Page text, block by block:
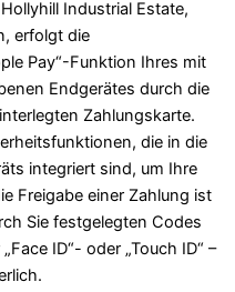
Industrial Estate,
erfolgt die
Pay“-Funktion Ihres mit
Endgerätes durch die
Zahlungskarte.
die in die
integriert sind, um Ihre
Freigabe einer Zahlung ist
Sie festgelegten Codes
ID“- oder „Touch ID“ –